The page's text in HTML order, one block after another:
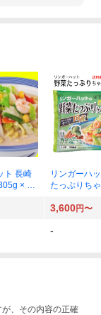
ト 長崎
× 6
リンガーハ
たっぷりち
3,600円〜
-
、その内容の正確